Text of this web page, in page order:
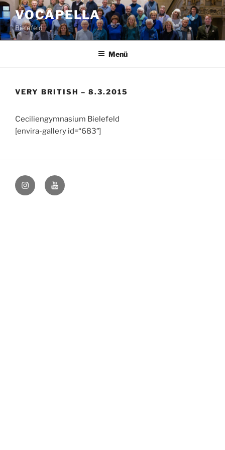
Zum
Inhalt
springen
VOCAPELLA
Bielefeld
Menü
VERY BRITISH – 8.3.2015
Ceciliengymnasium Bielefeld
[envira-gallery id=“683″]
@vocapellabielefeld
YouTube
–